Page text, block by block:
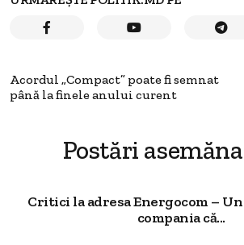
Acordul „Compact” poate fi semnat
până la finele anului curent
Postări
Critici la adresa Energocom –
compania că...